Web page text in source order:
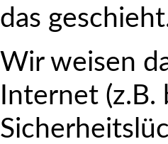
das
Wir weisen
Internet